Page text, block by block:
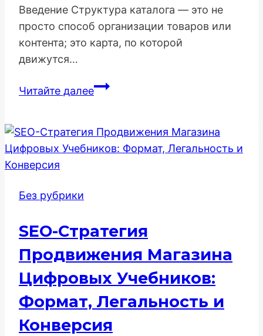
Введение Структура каталога — это не
просто способ организации товаров или
контента; это карта, по которой
движутся…
Читайте далееКак
каталога
для
Без рубрики
SEO-Стратегия
Продвижения Магазина
Цифровых Учебников:
Формат, Легальность и
Конверсия